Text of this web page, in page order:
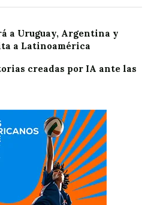
a Uruguay, Argentina y
a Latinoamérica
creadas por IA ante las